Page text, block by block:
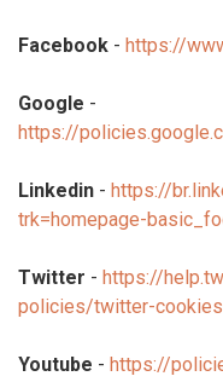
Facebook - https://
Google -
https://
Linkedin - https://
trk=homepage-
Twitter - https://
policies/twitter-cookies
Youtube - https://